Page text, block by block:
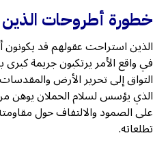
خطورة أطروحات
الذين استراحت عقولهم قد
في واقع الأمر يرتكبون جريمة
التواق إلى تحرير الأرض
الذي يؤسس لسلام الحملان
على الصمود والالتفاف حول
تطلعاته.